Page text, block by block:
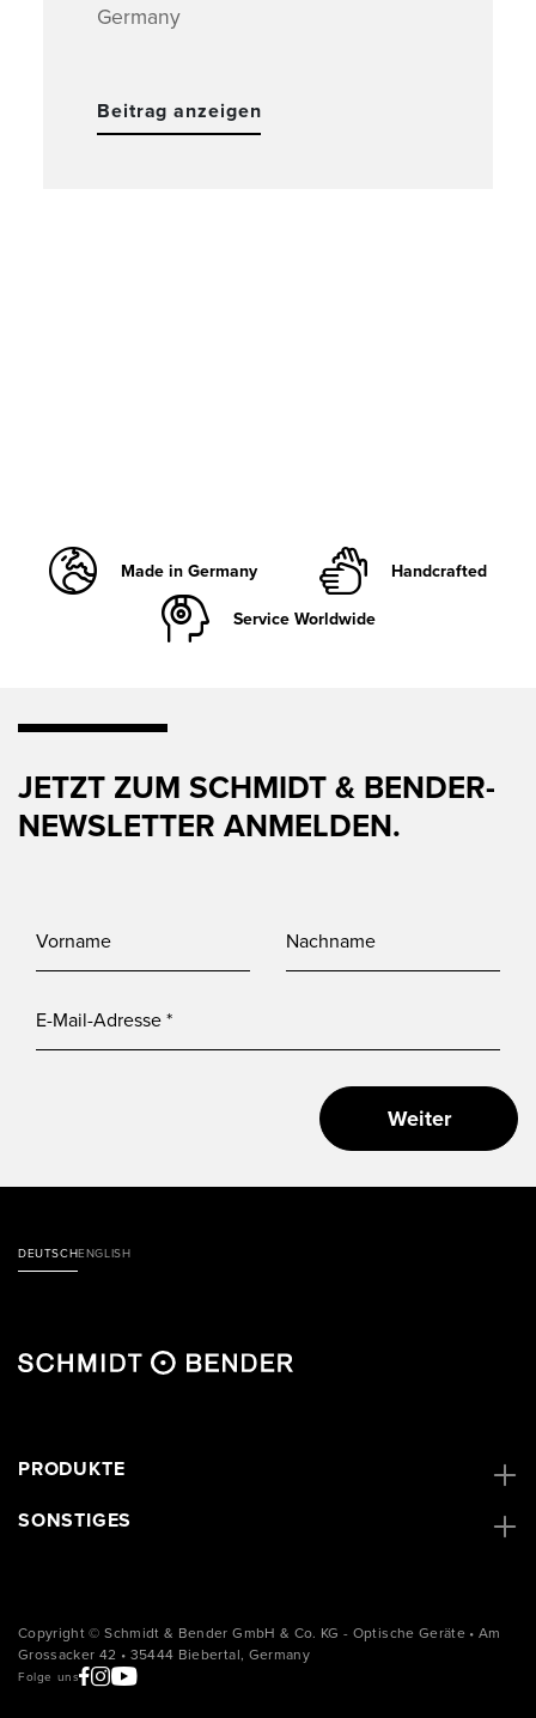
Germany
Beitrag anzeigen
Made in Germany
Handcrafted
Service Worldwide
DEUTSCHENGLISH
PRODUKTE
SONSTIGES
JETZT ZUM SCHMIDT & BENDER-
NEWSLETTER ANMELDEN.
Weiter
Copyright © Schmidt & Bender GmbH & Co. KG - Optische Geräte • Am
Grossacker 42 • 35444 Biebertal, Germany
Folge uns